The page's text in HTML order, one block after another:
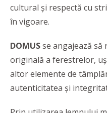
cultural și respectă cu
în vigoare.
DOMUSse angajează
originală a ferestrelor,
altor elemente de
autenticitatea și